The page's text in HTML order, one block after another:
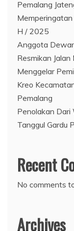
Pemalang
H / 2025
Anggota
Resmikan
Menggelar
Kreo
Pemalang
Penolakan
Tanggul Gardu
Recent
No comments
Archives